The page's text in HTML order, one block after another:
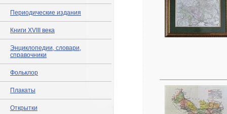
Периодические издания
Книги XVIII века
Энциклопедии, словари,
справочники
Фольклор
Плакаты
Открытки